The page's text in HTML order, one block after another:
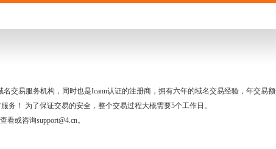
名交易服务机构，同时也是Icann认证的注册商，拥有六年的域名交易经验，年交易
务！ 为了保证交易的安全，整个交易过程大概需要5个工作日。
查看或咨询support@4.cn。